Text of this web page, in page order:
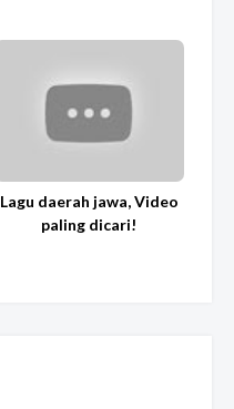
Lagu daerah jawa, Video
paling dicari!